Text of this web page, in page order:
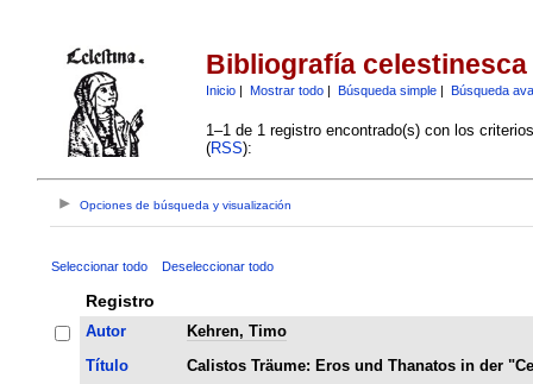
Bibliografía celestinesca
Inicio| Mostrar todo| Búsqueda simple| Búsqueda
1–1 de 1 registro encontrado(s) con los
(RSS):
Opciones de búsqueda y visualización
Seleccionar todo Deseleccionar todo
Registro
Autor
Kehren, Timo
Título
Calistos Träume: Eros und Thanatos in der